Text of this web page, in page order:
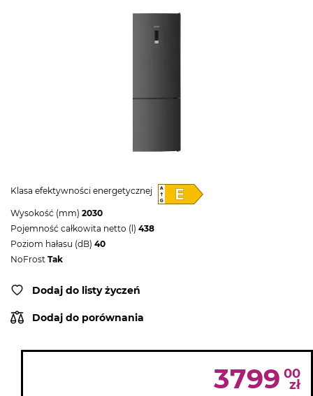
Klasa efektywności energetycznej
Wysokość (mm) 2030
Pojemność całkowita netto (l) 438
Poziom hałasu (dB) 40
NoFrost Tak
Dodaj do listy życzeń
Dodaj do porównania
3799 00
zł